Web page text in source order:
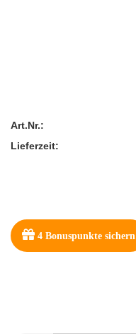
Art.Nr.:
Lieferzeit:
4 Bonuspunkte sichern